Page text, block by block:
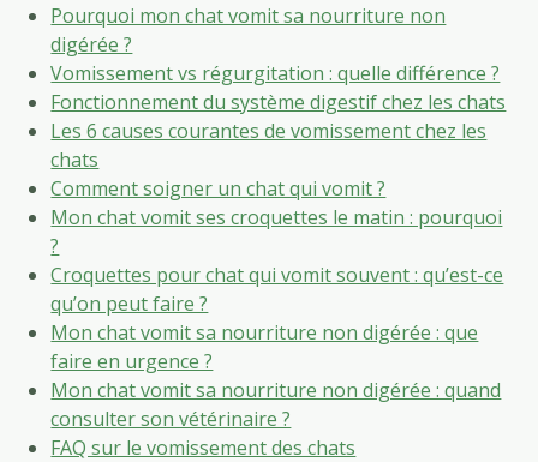
Pourquoi mon chat vomit sa nourriture non
digérée ?
Vomissement vs régurgitation : quelle différence ?
Fonctionnement du système digestif chez les chats
Les 6 causes courantes de vomissement chez les
chats
Comment soigner un chat qui vomit ?
Mon chat vomit ses croquettes le matin : pourquoi
?
Croquettes pour chat qui vomit souvent : qu’est-ce
qu’on peut faire ?
Mon chat vomit sa nourriture non digérée : que
faire en urgence ?
Mon chat vomit sa nourriture non digérée : quand
consulter son vétérinaire ?
FAQ sur le vomissement des chats